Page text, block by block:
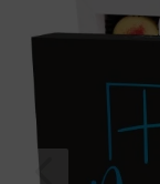
Geburtstag
Bayern